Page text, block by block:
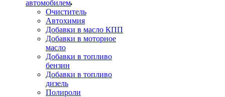
автомобилем
Очиститель
Автохимия
Добавки в масло КПП
Добавки в моторное
масло
Добавки в топливо
бензин
Добавки в топливо
дизель
Полироли